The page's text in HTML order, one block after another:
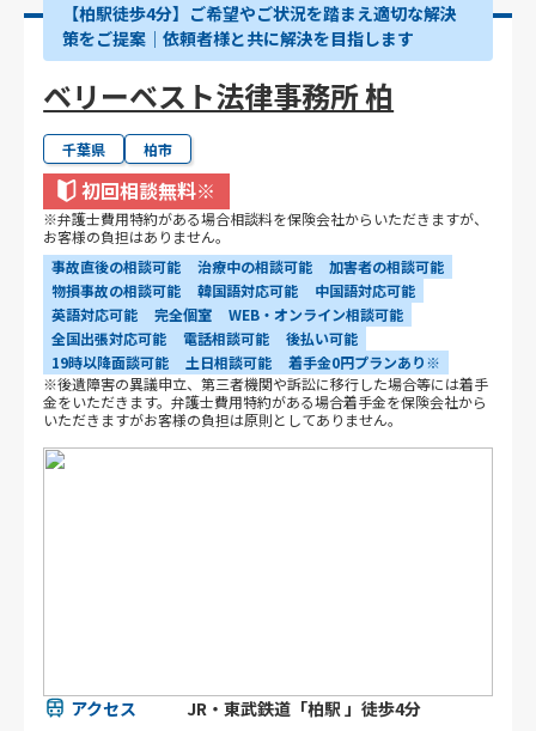
【柏駅徒歩4分】ご希望やご状況を踏まえ適切な解決
策をご提案│依頼者様と共に解決を目指します
ベリーベスト法律事務所 柏
千葉県 柏市
初回相談無料※
※弁護士費用特約がある場合相談料を保険会社からいただきますが、
お客様の負担はありません。
事故直後の相談可能
治療中の相談可能
加害者の相談可能
物損事故の相談可能
韓国語対応可能
中国語対応可能
英語対応可能
完全個室
WEB・オンライン相談可能
全国出張対応可能
電話相談可能
後払い可能
19時以降面談可能
土日相談可能
着手金0円プランあり※
※後遺障害の異議申立、第三者機関や訴訟に移行した場合等には着手
金をいただきます。弁護士費用特約がある場合着手金を保険会社から
いただきますがお客様の負担は原則としてありません。
アクセス JR・東武鉄道「柏駅 」徒歩4分